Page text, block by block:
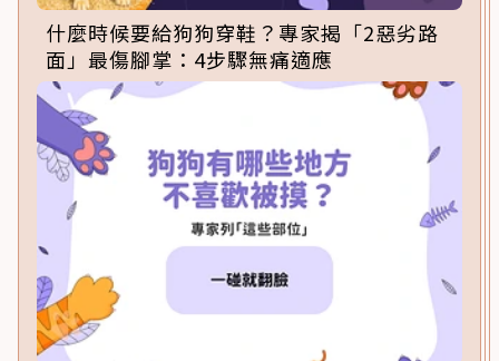
什麼時候要給狗狗穿鞋？專家揭「2惡劣路
面」最傷腳掌：4步驟無痛適應